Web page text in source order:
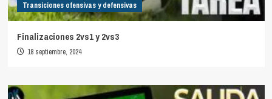
Transiciones ofensivas y defensivas
Finalizaciones 2vs1 y 2vs3
18 septiembre, 2024